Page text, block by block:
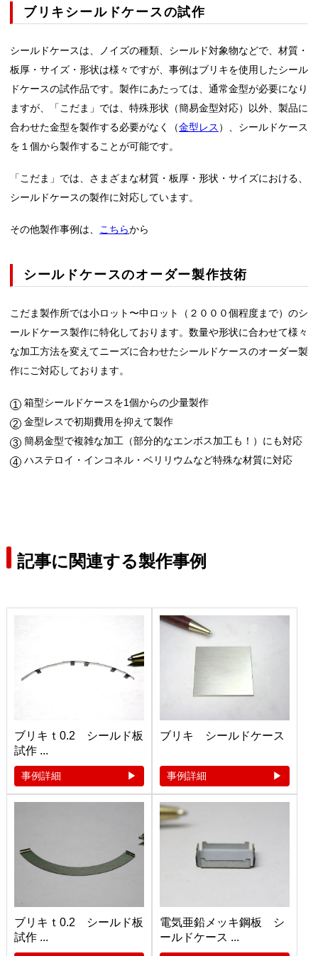
ブリキシールドケースの試作
シールドケースは、ノイズの種類、シールド対象物などで、材質・
板厚・サイズ・形状は様々ですが、事例はブリキを使用したシール
ドケースの試作品です。 製作にあたっては、通常金型が必要になり
ますが、
「こだま」では、特殊形状（簡易金型対応）以外、製品に
合わせた金型を製作する必要がなく（金型レス ）、シールドケース
を１個から製作することが可能です。
「こだま」では、さまざまな材質・板厚・形状・サイズにおける、
シールドケースの製作に対応しています。
その他製作事例は、 こちらから
シールドケースのオーダー製作技術
こだま製作所では小ロット〜中ロット（２０００個程度まで）のシ
ールドケース製作に特化しております。数量や形状に合わせて様々
な加工方法を変えてニーズに合わせたシールドケースのオーダー製
作にご対応しております。
箱型シールドケースを1個からの少量製作
金型レスで初期費用を抑えて製作
簡易金型で複雑な加工（部分的なエンボス加工も！）にも対応
ハステロイ・インコネル・ベリリウムなど特殊な材質に対応
記事に関連する製作事例
ブリキｔ0.2 シールド板
試作 ...
事例詳細
ブリキ シールドケース
事例詳細
ブリキｔ0.2 シールド板
試作 ...
電気亜鉛メッキ鋼板 シ
ールドケース ...